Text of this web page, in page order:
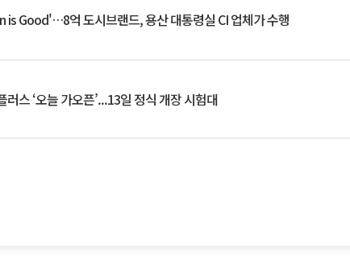
is Good'…8억 도시브랜드, 용산 대통령실 CI 업체가 수행
스 ‘오늘 가오픈’...13일 정식 개장 시험대